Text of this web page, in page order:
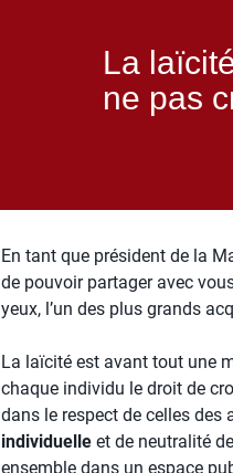
La
ne pas
En tant que président de la
de pouvoir partager avec
yeux, l’un des plus grands
La laïcité est avant tout une
chaque individu le droit de
dans le respect de celles des
individuelleet de neutralité
ensemble dans un espace